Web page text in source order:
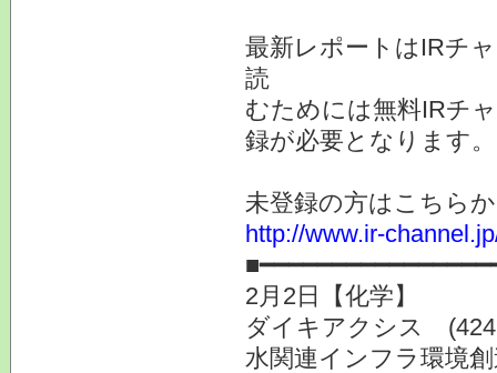
最新レポートはIRチ
読
むためには無料IRチ
録が必要となります。
未登録の方はこちら
http://www.ir-
2月2日【化学】
ダイキアクシス
水関連インフラ環境